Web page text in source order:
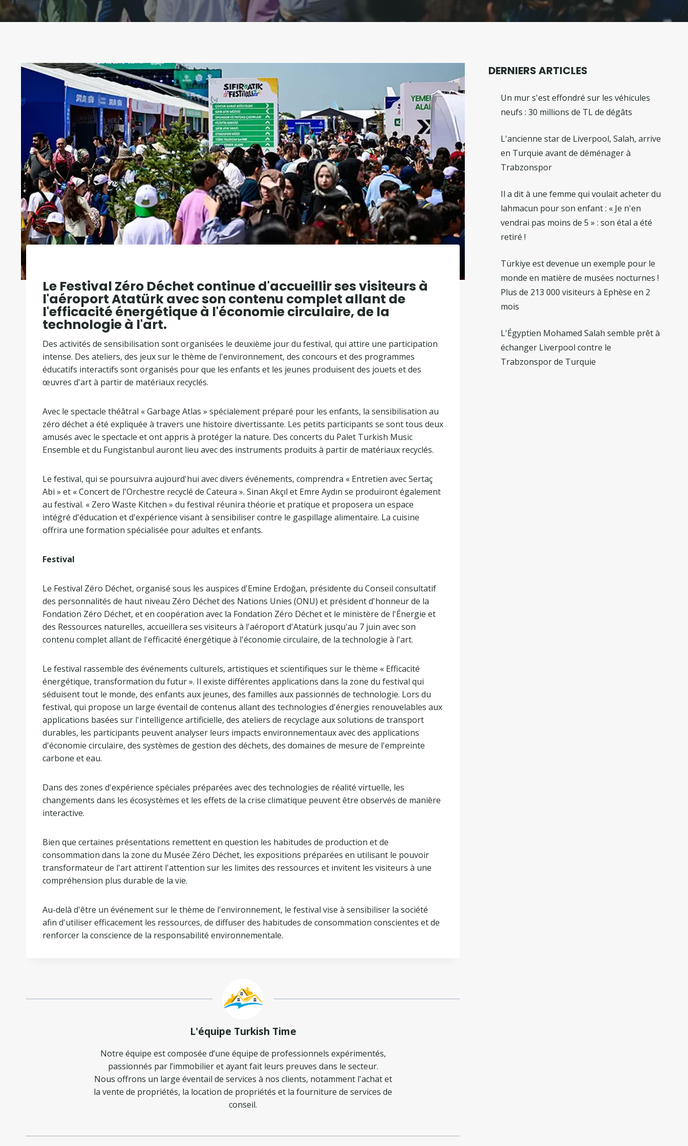
Le Festival Zéro Déchet continue d'accueillir ses visiteurs à
l'aéroport Atatürk avec son contenu complet allant de
l'efficacité énergétique à l'économie circulaire, de la
technologie à l'art.
Des activités de sensibilisation sont organisées le deuxième jour du festival, qui attire une participation
intense. Des ateliers, des jeux sur le thème de l'environnement, des concours et des programmes
éducatifs interactifs sont organisés pour que les enfants et les jeunes produisent des jouets et des
œuvres d'art à partir de matériaux recyclés.
Avec le spectacle théâtral « Garbage Atlas » spécialement préparé pour les enfants, la sensibilisation au
zéro déchet a été expliquée à travers une histoire divertissante. Les petits participants se sont tous deux
amusés avec le spectacle et ont appris à protéger la nature. Des concerts du Palet Turkish Music
Ensemble et du Fungistanbul auront lieu avec des instruments produits à partir de matériaux recyclés.
Le festival, qui se poursuivra aujourd'hui avec divers événements, comprendra « Entretien avec Sertaç
Abi » et « Concert de l'Orchestre recyclé de Cateura ». Sinan Akçıl et Emre Aydın se produiront également
au festival. « Zero Waste Kitchen » du festival réunira théorie et pratique et proposera un espace
intégré d'éducation et d'expérience visant à sensibiliser contre le gaspillage alimentaire. La cuisine
offrira une formation spécialisée pour adultes et enfants.
Festival
Le Festival Zéro Déchet, organisé sous les auspices d'Emine Erdoğan, présidente du Conseil consultatif
des personnalités de haut niveau Zéro Déchet des Nations Unies (ONU) et président d'honneur de la
Fondation Zéro Déchet, et en coopération avec la Fondation Zéro Déchet et le ministère de l'Énergie et
des Ressources naturelles, accueillera ses visiteurs à l'aéroport d'Atatürk jusqu'au 7 juin avec son
contenu complet allant de l'efficacité énergétique à l'économie circulaire, de la technologie à l'art.
Le festival rassemble des événements culturels, artistiques et scientifiques sur le thème « Efficacité
énergétique, transformation du futur ». Il existe différentes applications dans la zone du festival qui
séduisent tout le monde, des enfants aux jeunes, des familles aux passionnés de technologie. Lors du
festival, qui propose un large éventail de contenus allant des technologies d'énergies renouvelables aux
applications basées sur l'intelligence artificielle, des ateliers de recyclage aux solutions de transport
durables, les participants peuvent analyser leurs impacts environnementaux avec des applications
d'économie circulaire, des systèmes de gestion des déchets, des domaines de mesure de l'empreinte
carbone et eau.
Dans des zones d'expérience spéciales préparées avec des technologies de réalité virtuelle, les
changements dans les écosystèmes et les effets de la crise climatique peuvent être observés de manière
interactive.
Bien que certaines présentations remettent en question les habitudes de production et de
consommation dans la zone du Musée Zéro Déchet, les expositions préparées en utilisant le pouvoir
transformateur de l'art attirent l'attention sur les limites des ressources et invitent les visiteurs à une
compréhension plus durable de la vie.
Au-delà d'être un événement sur le thème de l'environnement, le festival vise à sensibiliser la société
afin d'utiliser efficacement les ressources, de diffuser des habitudes de consommation conscientes et de
renforcer la conscience de la responsabilité environnementale.
L'équipe Turkish Time
Notre équipe est composée d’une équipe de professionnels expérimentés,
passionnés par l’immobilier et ayant fait leurs preuves dans le secteur.
Nous offrons un large éventail de services à nos clients, notamment l'achat et
la vente de propriétés, la location de propriétés et la fourniture de services de
conseil.
DERNIERS ARTICLES
Un mur s'est effondré sur les véhicules
neufs : 30 millions de TL de dégâts
L'ancienne star de Liverpool, Salah, arrive
en Turquie avant de déménager à
Trabzonspor
Il a dit à une femme qui voulait acheter du
lahmacun pour son enfant : « Je n'en
vendrai pas moins de 5 » : son étal a été
retiré !
Türkiye est devenue un exemple pour le
monde en matière de musées nocturnes !
Plus de 213 000 visiteurs à Ephèse en 2
mois
L'Égyptien Mohamed Salah semble prêt à
échanger Liverpool contre le
Trabzonspor de Turquie